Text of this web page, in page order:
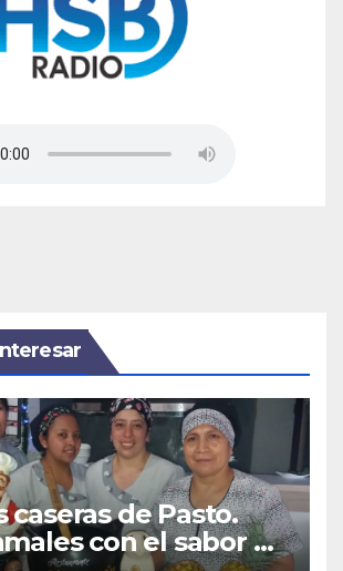
caseras de Pasto.
con el sabor de